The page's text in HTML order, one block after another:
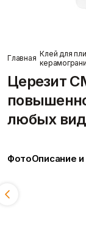
Потолок
О компании
Главная Клей для
Церезит
любых
ФотоОписание